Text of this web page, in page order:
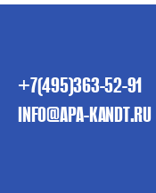
+7(495)363-52-91
INFO@APA-KANDT.RU